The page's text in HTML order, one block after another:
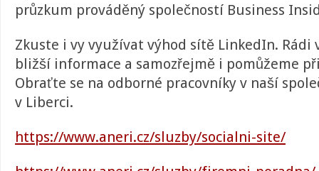
průzkum prováděný společností Business
Zkuste i vy využívat výhod sítě LinkedIn. Rádi
bližší informace a samozřejmě i pomůžeme
Obraťte se na odborné pracovníky v naší
v Liberci.
https://www.aneri.cz/sluzby/socialni-site/